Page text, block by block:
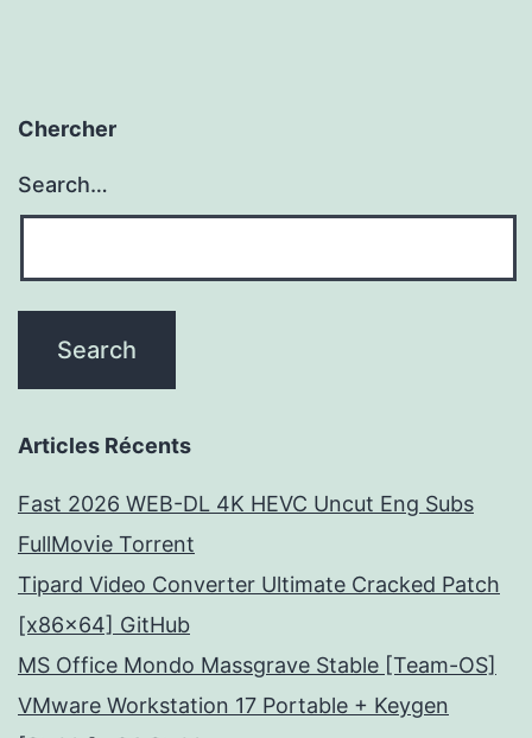
Chercher
Search…
Articles Récents
Fast 2026 WEB-DL 4K HEVC Uncut Eng Subs
FullMov𝗂e Torrent
Tipard Video Converter Ultimate Cracked Patch
[x86x64] GitHub
MS Office Mondo Massgrave Stable [Team-OS]
VMware Workstation 17 Portable + Keygen